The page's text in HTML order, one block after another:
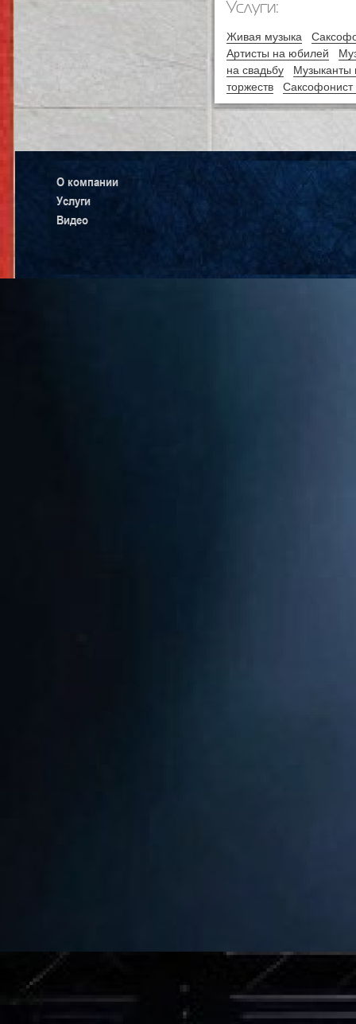
Услуги:
Живая музыка
Артисты на юбилей
на свадьбу
Музыканты
торжеств
Саксофонист
О компании
Услуги
Видео